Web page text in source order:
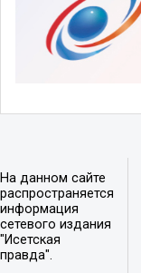
На данном сайте
распространяется
информация
сетевого издания
"Исетская
правда".